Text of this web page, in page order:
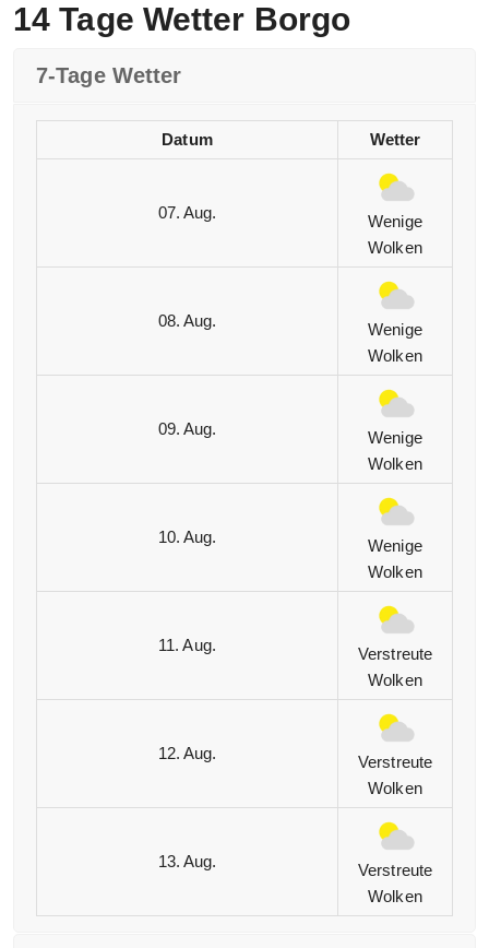
14 Tage Wetter Borgo
7-Tage Wetter
Datum Wetter
07. Aug.
Wenige
Wolken
08. Aug.
Wenige
Wolken
09. Aug.
Wenige
Wolken
10. Aug.
Wenige
Wolken
11. Aug.
Verstreute
Wolken
12. Aug.
Verstreute
Wolken
13. Aug.
Verstreute
Wolken